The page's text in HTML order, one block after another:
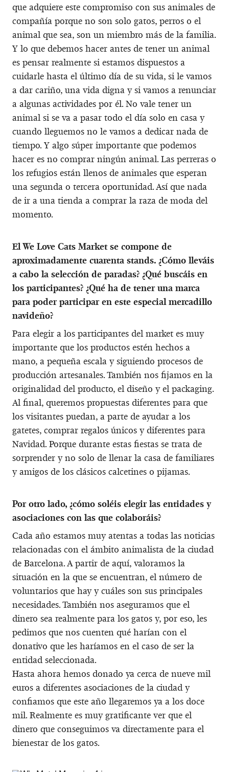
que adquiere este compromiso con sus animales de
compañía porque no son solo gatos, perros o el
animal que sea, son un miembro más de la familia.
Y lo que debemos hacer antes de tener un animal
es pensar realmente si estamos dispuestos a
cuidarle hasta el último día de su vida, si le vamos
a dar cariño, una vida digna y si vamos a renunciar
a algunas actividades por él. No vale tener un
animal si se va a pasar todo el día solo en casa y
cuando lleguemos no le vamos a dedicar nada de
tiempo. Y algo súper importante que podemos
hacer es no comprar ningún animal. Las perreras o
los refugios están llenos de animales que esperan
una segunda o tercera oportunidad. Así que nada
de ir a una tienda a comprar la raza de moda del
momento.
El We Love Cats Market se compone de
aproximadamente cuarenta stands. ¿Cómo lleváis
a cabo la selección de paradas? ¿Qué buscáis en
los participantes? ¿Qué ha de tener una marca
para poder participar en este especial mercadillo
navideño?
Para elegir a los participantes del market es muy
importante que los productos estén hechos a
mano, a pequeña escala y siguiendo procesos de
producción artesanales. También nos fijamos en la
originalidad del producto, el diseño y el packaging.
Al final, queremos propuestas diferentes para que
los visitantes puedan, a parte de ayudar a los
gatetes, comprar regalos únicos y diferentes para
Navidad. Porque durante estas fiestas se trata de
sorprender y no solo de llenar la casa de familiares
y amigos de los clásicos calcetines o pijamas.
Por otro lado, ¿cómo soléis elegir las entidades y
asociaciones con las que colaboráis?
Cada año estamos muy atentas a todas las noticias
relacionadas con el ámbito animalista de la ciudad
de Barcelona. A partir de aquí, valoramos la
situación en la que se encuentran, el número de
voluntarios que hay y cuáles son sus principales
necesidades. También nos aseguramos que el
dinero sea realmente para los gatos y, por eso, les
pedimos que nos cuenten qué harían con el
donativo que les haríamos en el caso de ser la
entidad seleccionada.
Hasta ahora hemos donado ya cerca de nueve mil
euros a diferentes asociaciones de la ciudad y
confiamos que este año llegaremos ya a los doce
mil. Realmente es muy gratificante ver que el
dinero que conseguimos va directamente para el
bienestar de los gatos.